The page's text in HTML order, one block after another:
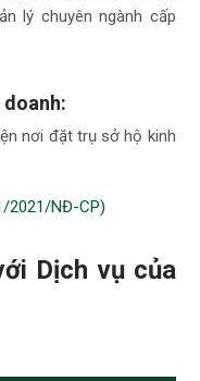
lý chuyên ngành cấp
nơi đặt trụ sở hộ kinh
2021/NĐ-CP)
Dịch vụ của